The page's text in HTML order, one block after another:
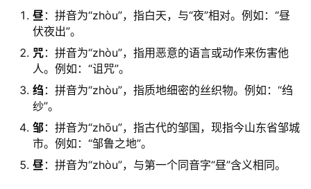
昼 ：拼音为“zhòu”，指白天，与“夜”相对。例如：“昼
伏夜出”。
咒：拼音为“zhòu”，指用恶意的语言或动作来伤害他
人。例如：“诅咒”。
绉 ：拼音为“zhòu”，指质地细密的丝织物。例如：“绉
纱”。
邹：拼音为“zhōu”，指古代的邹国，现指今山东省邹城
市。例如：“邹鲁之地”。
昼 ：拼音为“zhòu”，与第一个同音字“昼”含义相同。